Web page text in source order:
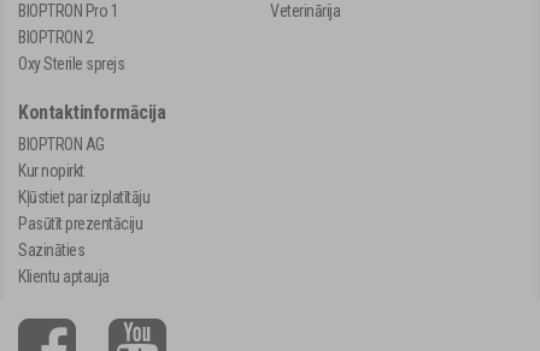
BIOPTRON Pro 1
BIOPTRON 2
Oxy Sterile sprejs
Veterinārija
Kontaktinformācija
BIOPTRON AG
Kur nopirkt
Kļūstiet par izplatītāju
Pasūtīt prezentāciju
Sazināties
Klientu aptauja